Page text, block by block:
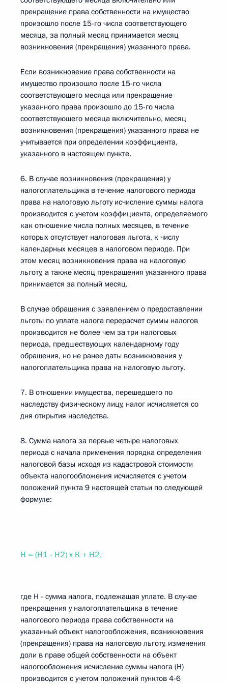
прекращение права собственности на имущество
произошло после 15-го числа соответствующего
месяца, за полный месяц принимается месяц
возникновения (прекращения) указанного права.
Если возникновение права собственности на
имущество произошло после 15-го числа
соответствующего месяца или прекращение
указанного права произошло до 15-го числа
соответствующего месяца включительно, месяц
возникновения (прекращения) указанного права не
учитывается при определении коэффициента,
указанного в настоящем пункте.
6. В случае возникновения (прекращения) у
налогоплательщика в течение налогового периода
права на налоговую льготу исчисление суммы налога
производится с учетом коэффициента, определяемого
как отношение числа полных месяцев, в течение
которых отсутствует налоговая льгота, к числу
календарных месяцев в налоговом периоде. При
этом месяц возникновения права на налоговую
льготу, а также месяц прекращения указанного права
принимается за полный месяц.
В случае обращения с заявлением о предоставлении
льготы по уплате налога перерасчет суммы налогов
производится не более чем за три налоговых
периода, предшествующих календарному году
обращения, но не ранее даты возникновения у
налогоплательщика права на налоговую льготу.
7. В отношении имущества, перешедшего по
наследству физическому лицу, налог исчисляется со
дня открытия наследства.
8. Сумма налога за первые четыре налоговых
периода с начала применения порядка определения
налоговой базы исходя из кадастровой стоимости
объекта налогообложения исчисляется с учетом
положений пункта 9 настоящей статьи по следующей
формуле:
Н = (Н1 - Н2) х К + Н2,
где Н - сумма налога, подлежащая уплате. В случае
прекращения у налогоплательщика в течение
налогового периода права собственности на
указанный объект налогообложения, возникновения
(прекращения) права на налоговую льготу, изменения
доли в праве общей собственности на объект
налогообложения исчисление суммы налога (Н)
производится с учетом положений пунктов 4-6